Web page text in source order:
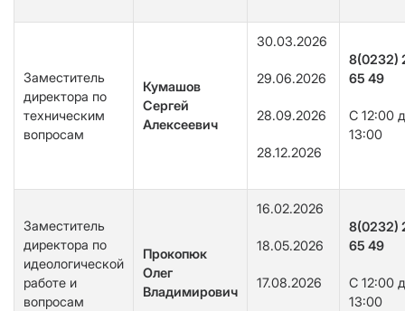
Заместитель
директора по
техническим
вопросам
Кумашов
Сергей
Алексеевич
30.03.2026
29.06.2026
28.09.2026
28.12.2026
8(0232)
65 49
С 12:00
13:00
Заместитель
директора по
идеологической
работе и
вопросам
Прокопюк
Олег
Владимирович
16.02.2026
18.05.2026
17.08.2026
8(0232)
65 49
С 12:00
13:00